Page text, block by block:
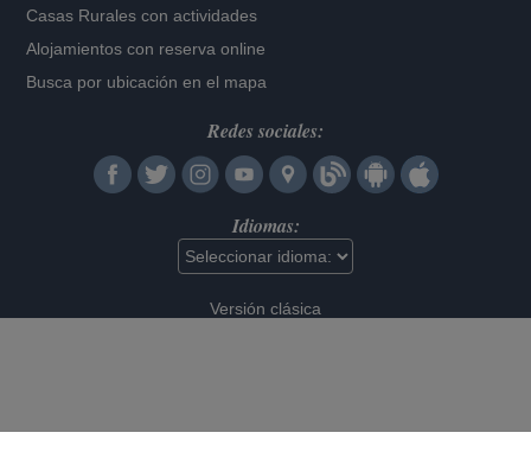
Casas Rurales con actividades
Alojamientos con reserva online
Busca por ubicación en el mapa
Redes sociales:
Idiomas:
Versión clásica